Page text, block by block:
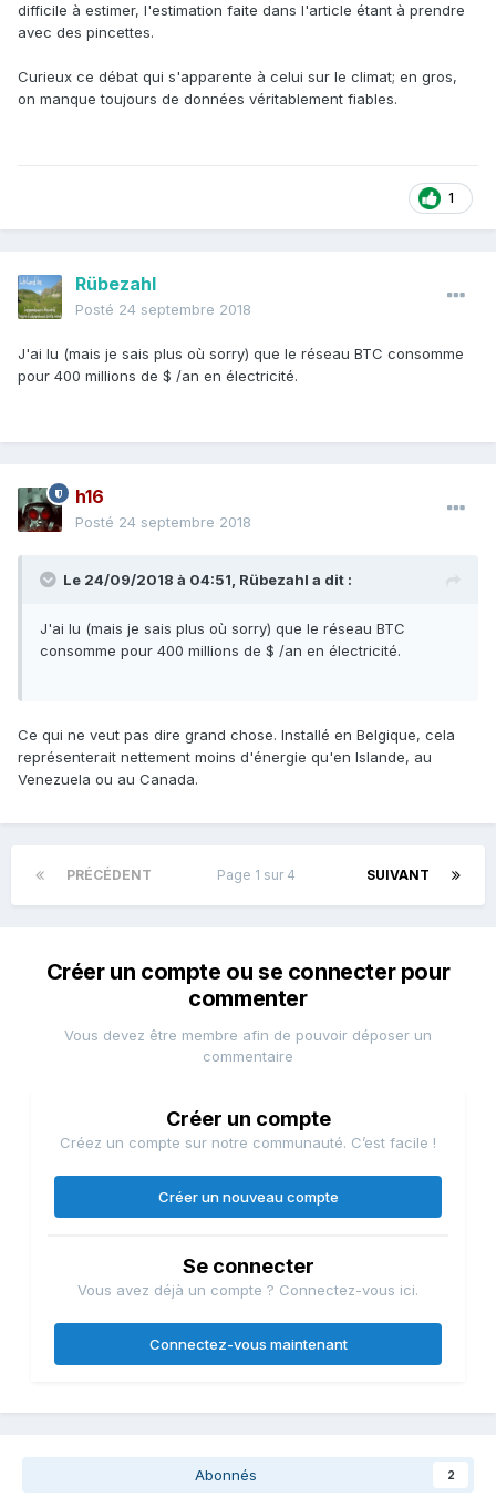
difficile à estimer, l'estimation faite dans l'article étant à prendre
avec des pincettes.
Curieux ce débat qui s'apparente à celui sur le climat; en gros,
on manque toujours de données véritablement fiables.
1
Rübezahl
Posté 24 septembre 2018
J'ai lu (mais je sais plus où sorry) que le réseau BTC consomme
pour 400 millions de $ /an en électricité.
h16
Posté 24 septembre 2018
Le 24/09/2018 à 04:51, Rübezahl a dit :
J'ai lu (mais je sais plus où sorry) que le réseau BTC
consomme pour 400 millions de $ /an en électricité.
Ce qui ne veut pas dire grand chose. Installé en Belgique, cela
représenterait nettement moins d'énergie qu'en Islande, au
Venezuela ou au Canada.
PRÉCÉDENT SUIVANT
Page 1 sur 4
Créer un compte ou se connecter pour
commenter
Vous devez être membre afin de pouvoir déposer un
commentaire
Créer un compte
Créez un compte sur notre communauté. C’est facile !
Créer un nouveau compte
Se connecter
Vous avez déjà un compte ? Connectez-vous ici.
Connectez-vous maintenant
Abonnés 2